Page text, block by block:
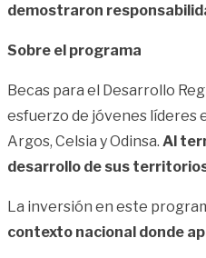
demostraron
Sobre el programa
Becas para el Desarrollo
esfuerzo de jóvenes líderes
Argos, Celsia y Odinsa. Al
desarrollo de sus
La inversión en este
contexto nacional donde